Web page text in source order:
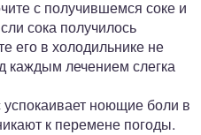
с получившемся соке и
сока получилось
его в холодильнике не
каждым лечением слегка
успокаивает ноющие боли в
к перемене погоды.